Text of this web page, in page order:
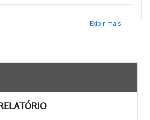
Exibir mais